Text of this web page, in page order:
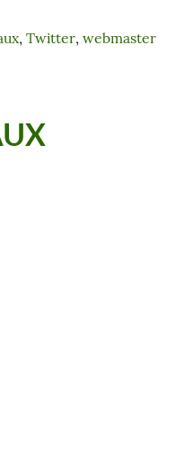
, Twitter, webmaster